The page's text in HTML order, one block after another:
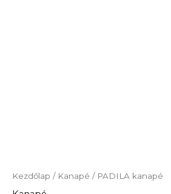
Kezdőlap / Kanapé / PADILA kanapé